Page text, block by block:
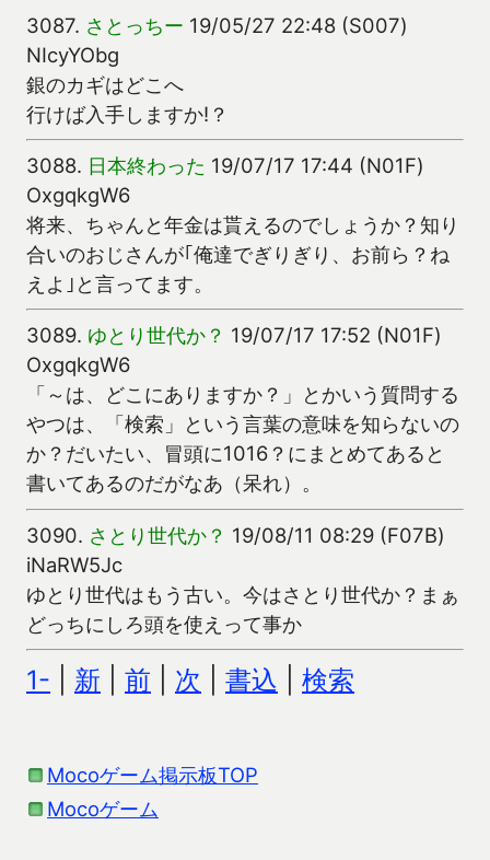
3087. さとっちー 19/05/27 22:48 (S007)
NIcyYObg
銀のカギはどこへ
行けば入手しますか!？
3088. 日本終わった 19/07/17 17:44 (N01F)
OxgqkgW6
将来、ちゃんと年金は貰えるのでしょうか？知り
合いのおじさんが｢俺達でぎりぎり、お前ら？ね
えよ｣と言ってます。
3089. ゆとり世代か？ 19/07/17 17:52 (N01F)
OxgqkgW6
「～は、どこにありますか？」とかいう質問する
やつは、「検索」という言葉の意味を知らないの
か？だいたい、冒頭に1016？にまとめてあると
書いてあるのだがなあ（呆れ）。
3090. さとり世代か？ 19/08/11 08:29 (F07B)
iNaRW5Jc
ゆとり世代はもう古い。今はさとり世代か？まぁ
どっちにしろ頭を使えって事か
1- 新 前 次 書込 検索
Mocoゲーム掲示板TOP
Mocoゲーム